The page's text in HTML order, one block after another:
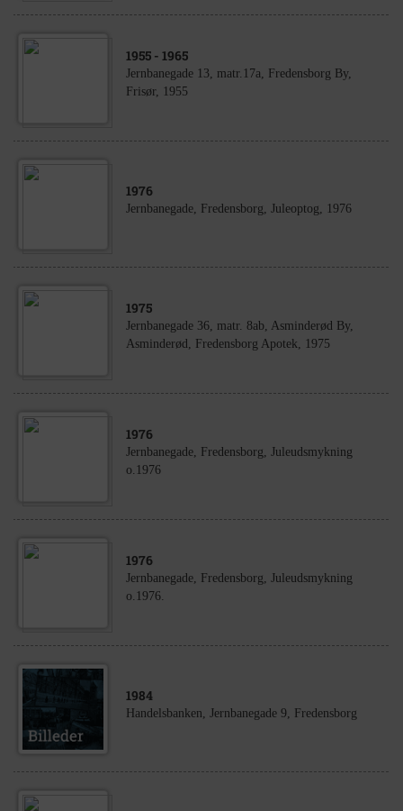
1955 - 1965
Jernbanegade 13, matr.17a, Fredensborg By,
Frisør, 1955
1976
Jernbanegade, Fredensborg, Juleoptog, 1976
1975
Jernbanegade 36, matr. 8ab, Asminderød By,
Asminderød, Fredensborg Apotek, 1975
1976
Jernbanegade, Fredensborg, Juleudsmykning
o.1976
1976
Jernbanegade, Fredensborg, Juleudsmykning
o.1976.
1984
Handelsbanken, Jernbanegade 9, Fredensborg